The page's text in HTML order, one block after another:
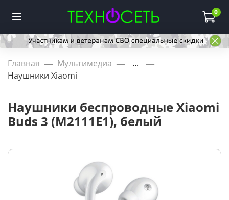
0
Главная Мультимедиа
...
Наушники Xiaomi
Наушники беспроводные Xiaomi
Buds 3 (M2111E1), белый